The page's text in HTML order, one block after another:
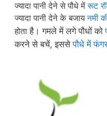
ज्यादा पानी देने से पौधे मेंरूट
ज्यादा पानी देने के बजायनमी
होता है। गमले में लगे पौधों को
करने से बचें, इससेपौधे में